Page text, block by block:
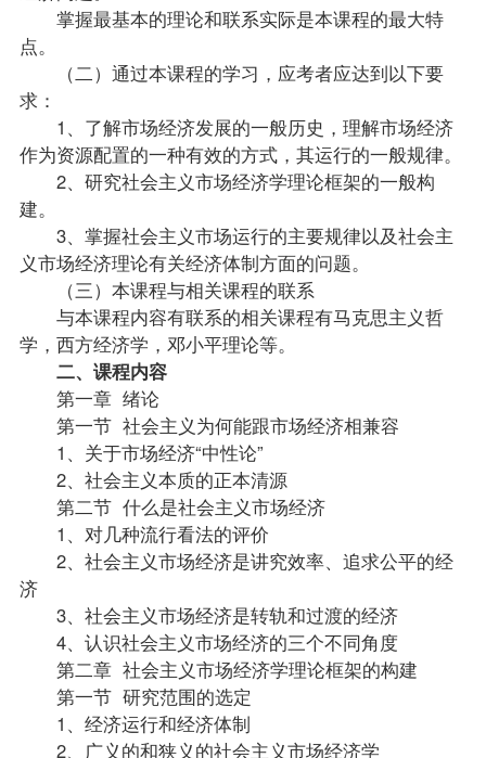
掌握最基本的理论和联系实际是本课程的最大特
点。
（二）通过本课程的学习，应考者应达到以下要
求：
1、了解市场经济发展的一般历史，理解市场经济
作为资源配置的一种有效的方式，其运行的一般规律。
2、研究社会主义市场经济学理论框架的一般构
建。
3、掌握社会主义市场运行的主要规律以及社会主
义市场经济理论有关经济体制方面的问题。
（三）本课程与相关课程的联系
与本课程内容有联系的相关课程有马克思主义哲
学， 西方经济学 ，邓小平理论等。
二、课程内容
第一章 绪论
第一节 社会主义为何能跟市场经济相兼容
1、关于市场经济“中性论”
2、社会主义本质的正本清源
第二节 什么是社会主义市场经济
1、对几种流行看法的评价
2、社会主义市场经济是讲究效率、追求公平的经
济
3、社会主义市场经济是转轨和过渡的经济
4、认识社会主义市场经济的三个不同角度
第二章 社会主义市场经济学理论框架的构建
第一节 研究范围的选定
1、经济运行和经济体制
2、广义的和狭义的社会主义市场经济学